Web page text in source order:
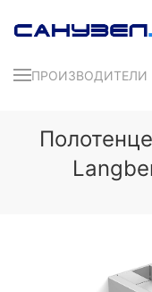
ПРОИЗВОДИТЕЛИ